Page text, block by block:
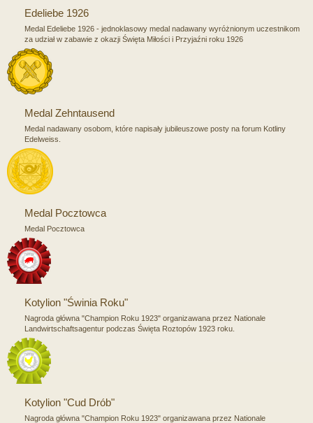
Edeliebe 1926
Medal Edeliebe 1926 - jednoklasowy medal nadawany wyróżnionym uczestnikom
za udział w zabawie z okazji Święta Miłości i Przyjaźni roku 1926
Medal Zehntausend
Medal nadawany osobom, które napisały jubileuszowe posty na forum Kotliny
Edelweiss.
Medal Pocztowca
Medal Pocztowca
Kotylion "Świnia Roku"
Nagroda główna "Champion Roku 1923" organizawana przez Nationale
Landwirtschaftsagentur podczas Święta Roztopów 1923 roku.
Kotylion "Cud Drób"
Nagroda główna "Champion Roku 1923" organizawana przez Nationale